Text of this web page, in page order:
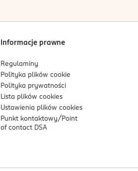
Informacje prawne
Regulaminy
Polityka plikówcookie
Polityka prywatności
Lista plikówcookies
Ustawienia plikówcookies
Punkt kontaktowy/ Point
of contact DSA